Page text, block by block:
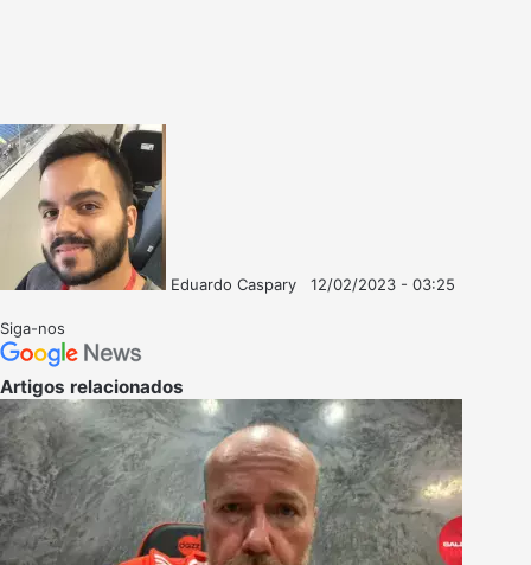
Eduardo Caspary
12/02/2023 - 03:25
Siga-nos
Artigos relacionados